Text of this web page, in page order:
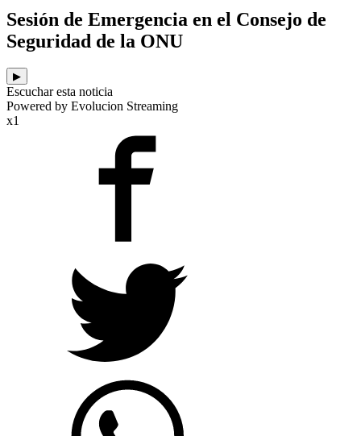
Sesión de Emergencia en el Consejo de
Seguridad de la ONU
▶
Escuchar esta noticia
Powered by Evolucion Streaming
x1